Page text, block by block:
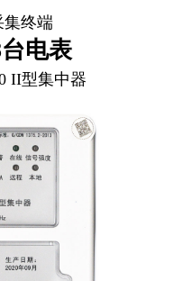
集终端
电表
海兴DJTL33-HX3220 II型集中器